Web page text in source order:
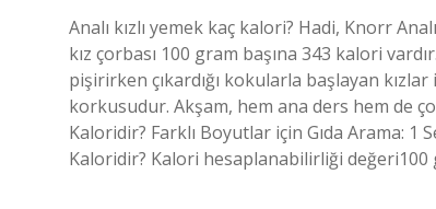
Analı kızlı yemek kaç kalori? Hadi, Knorr
kız çorbası 100 gram başına 343 kalori
pişirirken çıkardığı kokularla başlayan
korkusudur. Akşam, hem ana ders hem de
Kaloridir? Farklı Boyutlar için Gıda Arama: 1
Kaloridir? Kalori hesaplanabilirliği